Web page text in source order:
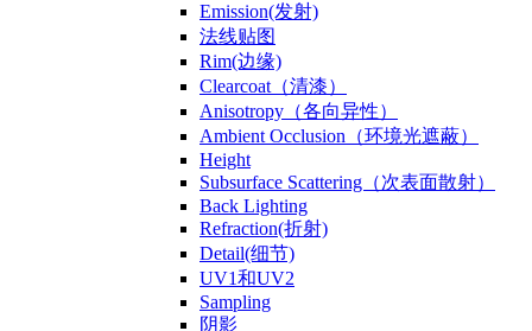
Emission(发射)
法线贴图
Rim(边缘)
Clearcoat（清漆）
Anisotropy（各向异性）
Ambient Occlusion（环境光遮蔽）
Height
Subsurface Scattering（次表面散射）
Back Lighting
Refraction(折射)
Detail(细节)
UV1和UV2
Sampling
阴影